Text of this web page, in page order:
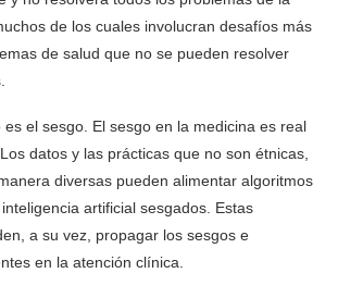
de los cuales involucran desafíos más
de salud que no se pueden resolver
es el sesgo. El sesgo en la medicina es real
datos y las prácticas que no son étnicas,
diversas pueden alimentar algoritmos
artificial sesgados. Estas
a su vez, propagar los sesgos e
en la atención clínica.